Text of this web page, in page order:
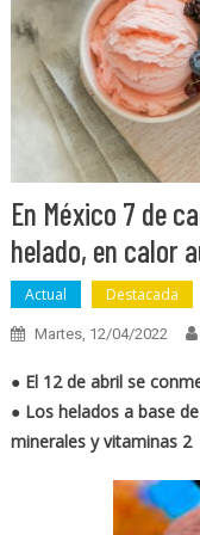
En México 7 de
helado, en calor
Actual Destacada
Martes, 12/04/2022
● El 12 de abril se
● Los helados a base
minerales y vitaminas 2